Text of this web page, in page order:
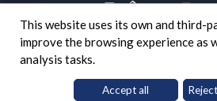
This website uses its own and third-
improve the browsing experience as
analysis tasks.
What are cookies?Accept all Reject